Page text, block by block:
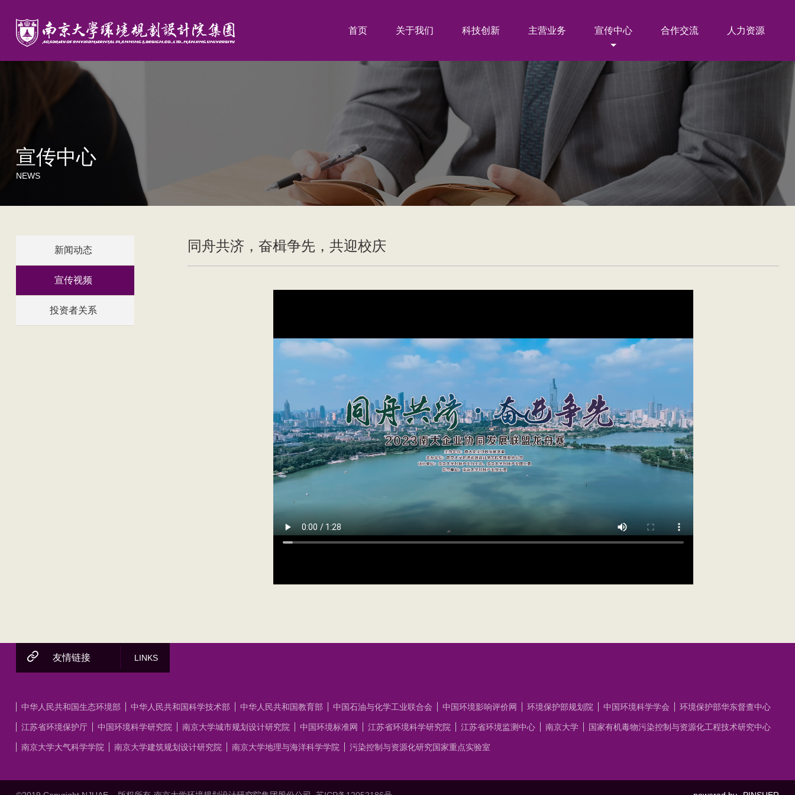
首页 关于我们 科技创新 主营业务 宣传中心 合作交流 人力资源
宣传中心
NEWS
新闻动态
宣传视频
投资者关系
同舟共济，奋楫争先，共迎校庆
友情链接 LINKS
中华人民共和国生态环境部 中华人民共和国科学技术部 中华人民共和国教育部 中国石油与化学工业联合会 中国环境影响评价网 环境保护部规划院 中国环境科学学会 环境保护部华东督查中心
江苏省环境保护厅 中国环境科学研究院 南京大学城市规划设计研究院 中国环境标准网 江苏省环境科学研究院 江苏省环境监测中心 南京大学 国家有机毒物污染控制与资源化工程技术研究中心
南京大学大气科学学院 南京大学建筑规划设计研究院 南京大学地理与海洋科学学院 污染控制与资源化研究国家重点实验室